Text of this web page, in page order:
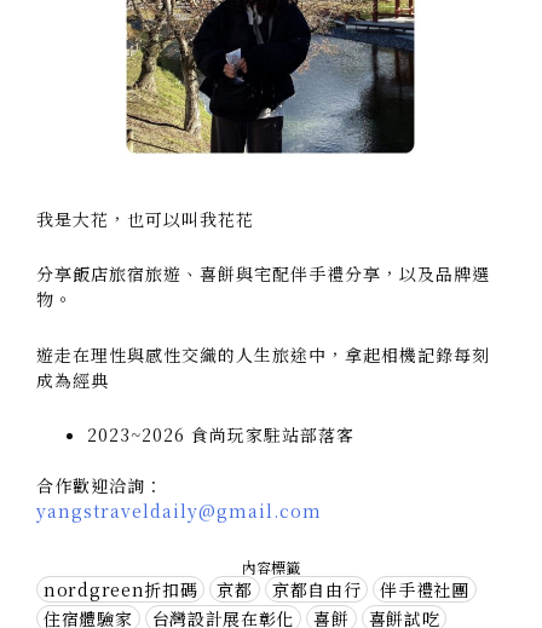
我是大花，也可以叫我花花
分享飯店旅宿旅遊、喜餅與宅配伴手禮分享，以及品牌選
物。
遊走在理性與感性交織的人生旅途中，拿起相機記錄每刻
成為經典
2023~2026 食尚玩家駐站部落客
合作歡迎洽詢：
yangstraveldaily@gmail.com
內容標籤
nordgreen折扣碼 京都 京都自由行
伴手禮社團
住宿體驗家
台灣設計展在彰化 喜餅
喜餅試吃